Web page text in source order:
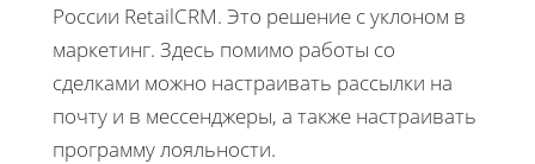
России RetailCRM. Это решение с уклоном в
маркетинг. Здесь помимо работы со
сделками можно настраивать рассылки на
почту и в мессенджеры, а также настраивать
программу лояльности.